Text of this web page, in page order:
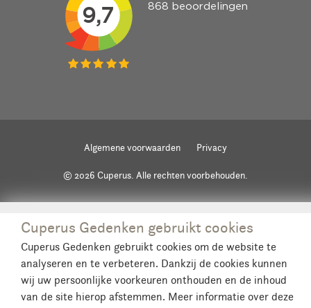
Algemene voorwaarden Privacy
© 2026 Cuperus. Alle rechten voorbehouden.
Cuperus Gedenken gebruikt cookies
Cuperus Gedenken gebruikt cookies om de website te
analyseren en te verbeteren. Dankzij de cookies kunnen
wij uw persoonlijke voorkeuren onthouden en de inhoud
van de site hierop afstemmen. Meer informatie over deze